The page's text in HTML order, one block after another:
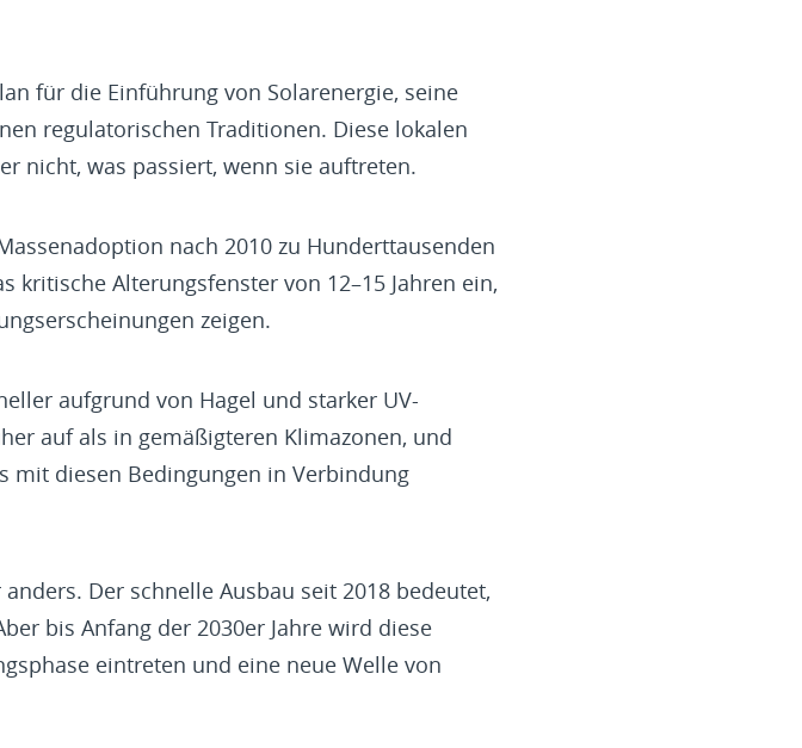
für die Einführung von Solarenergie, seine
regulatorischen Traditionen. Diese lokalen
nicht, was passiert, wenn sie auftreten.
nach 2010 zu Hunderttausenden
Alterungsfenster von 12–15 Jahren ein,
zeigen.
aufgrund von Hagel und starker UV-
auf als in gemäßigteren Klimazonen, und
mit diesen Bedingungen in Verbindung
Der schnelle Ausbau seit 2018 bedeutet,
bis Anfang der 2030er Jahre wird diese
eintreten und eine neue Welle von